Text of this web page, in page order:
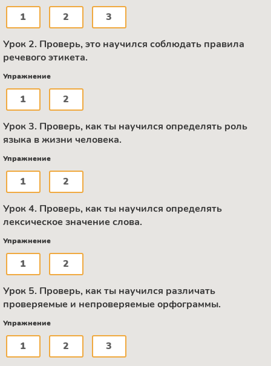
1 2 3
Урок 2. Проверь, это научился соблюдать правила
речевого этикета.
Упражнение
1 2
Урок 3. Проверь, как ты научился определять роль
языка в жизни человека.
Упражнение
1 2
Урок 4. Проверь, как ты научился определять
лексическое значение слова.
Упражнение
1 2
Урок 5. Проверь, как ты научился различать
проверяемые и непроверяемые орфограммы.
Упражнение
1 2 3